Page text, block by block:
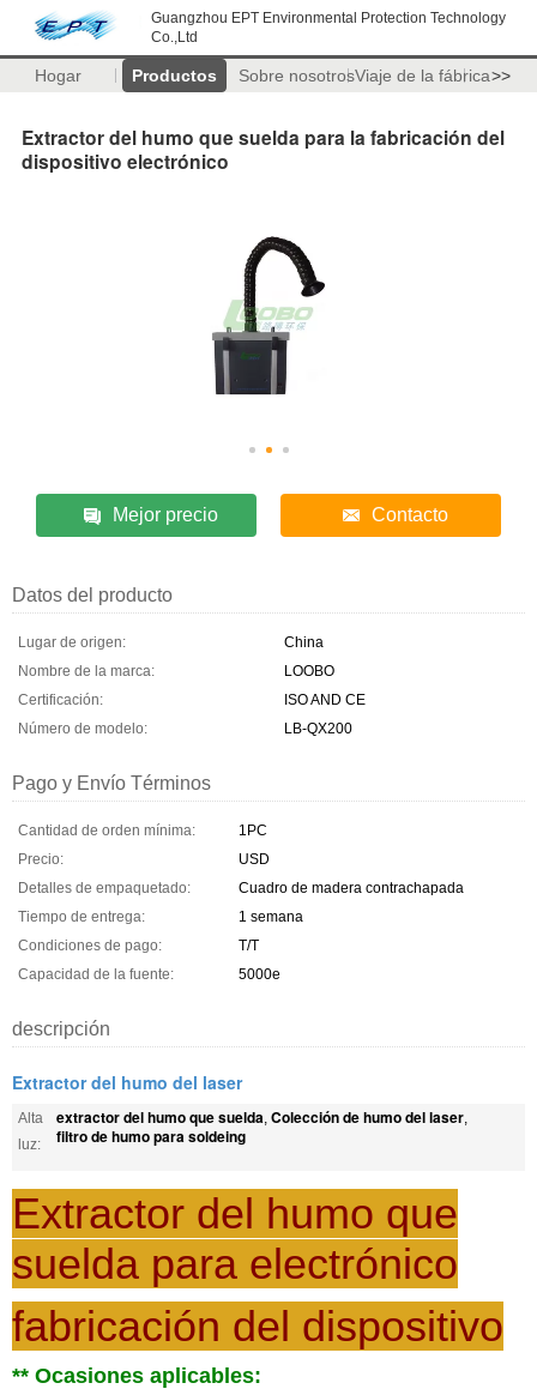
Guangzhou EPT Environmental Protection Technology
Co.,Ltd
Hogar Productos Sobre nosotrosViaje de la fábrica>>
Extractor del humo que suelda para la fabricación del
dispositivo electrónico
Mejor precio Contacto
Datos del producto
Lugar de origen:
China
Nombre de la marca:
LOOBO
Certificación:
ISO AND CE
Número de modelo:
LB-QX200
Pago y Envío Términos
Cantidad de orden mínima:
1PC
Precio:
USD
Detalles de empaquetado:
Cuadro de madera contrachapada
Tiempo de entrega:
1 semana
Condiciones de pago:
T/T
Capacidad de la fuente:
5000e
descripción
Extractor del humo del laser
Alta
luz:
extractor del humo que suelda, Colección de humo del laser,
filtro de humo para soldeing
Extractor del humo que
suelda para electrónico
fabricación del dispositivo
** Ocasiones aplicables: